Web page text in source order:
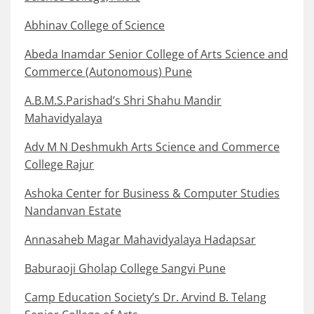
Abhinav College of Science
Abeda Inamdar Senior College of Arts Science and
Commerce (Autonomous) Pune
A.B.M.S.Parishad’s Shri Shahu Mandir
Mahavidyalaya
Adv M N Deshmukh Arts Science and Commerce
College Rajur
Ashoka Center for Business & Computer Studies
Nandanvan Estate
Annasaheb Magar Mahavidyalaya Hadapsar
Baburaoji Gholap College Sangvi Pune
Camp Education Society’s Dr. Arvind B. Telang